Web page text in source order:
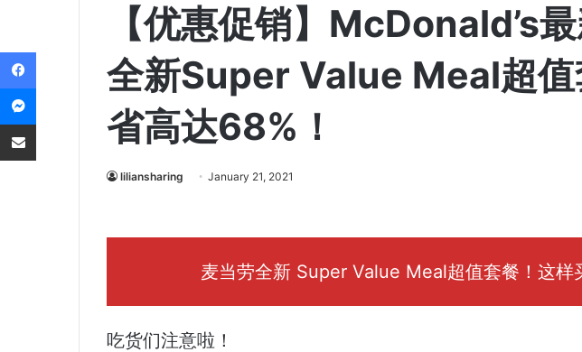
【优惠促销】McDonald’s最
全新Super Value Meal超值
省高达68%！
liliansharing January 21, 2021
麦当劳全新 Super Value Meal超值套餐！这样
吃货们注意啦！
Facebook
Messenger
Share via Email